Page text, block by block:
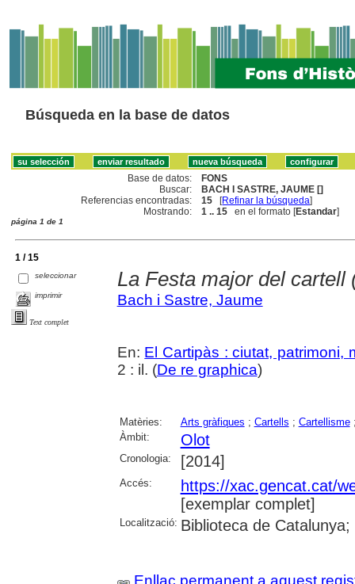
Búsqueda en la base de datos
Base de datos:
FONS
Buscar:
BACH I SASTRE, JAUME []
Referencias encontradas:
15 [Refinar la búsqueda]
Mostrando:
1 .. 15 en el formato [Estandar]
página 1 de 1
1 / 15
seleccionar
imprimir
Text complet
La Festa major del cartell
Bach i Sastre, Jaume
En: El Cartipàs : ciutat, patrimoni,
2 : il. (De re graphica)
Matèries: Arts gràfiques ; Cartells ; Cartellisme
Àmbit:
Olot
Cronologia: [2014]
Accés:
https://xac.gencat.cat/
[exemplar complet]
Localització: Biblioteca de
Enllaç permanent a aquest